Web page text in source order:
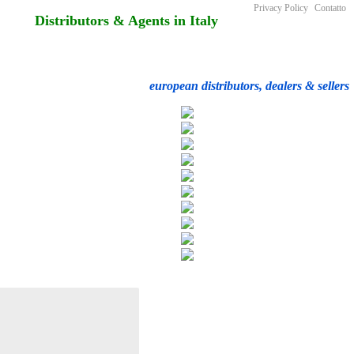
Distributors & Agents in Italy
european distributors, dealers & sellers
Privacy Policy Contatto